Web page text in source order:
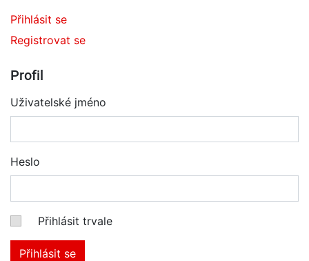
Přihlásit se
Registrovat se
Profil
Uživatelské jméno
Heslo
Přihlásit trvale
Přihlásit se